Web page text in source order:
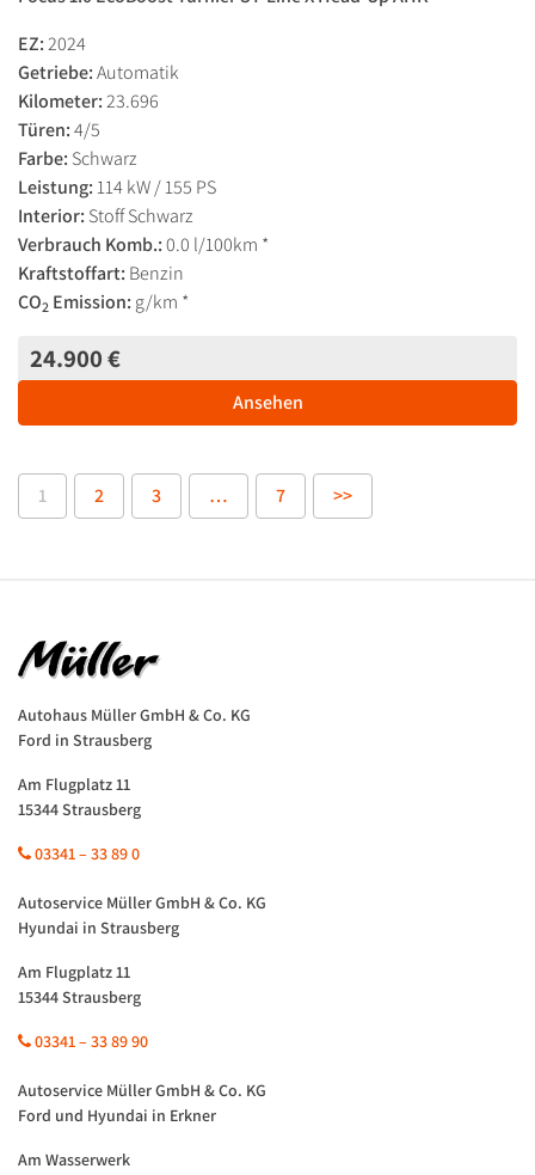
EZ:2024
Getriebe:Automatik
Kilometer:23.696
Türen:4/5
Farbe: Schwarz
Leistung: 114 kW / 155 PS
Interior: Stoff Schwarz
Verbrauch Komb.:0.0 l/100km *
Kraftstoffart: Benzin
CO2 Emission: g/km *
24.900 €
Ansehen
1 2 3 … 7 >>
Autohaus Müller GmbH & Co. KG
Ford in Strausberg
Am Flugplatz 11
15344 Strausberg
03341 – 33 89 0
Autoservice Müller GmbH & Co. KG
Hyundai in Strausberg
Am Flugplatz 11
15344 Strausberg
03341 – 33 89 90
Autoservice Müller GmbH & Co. KG
Ford und Hyundai in Erkner
Am Wasserwerk